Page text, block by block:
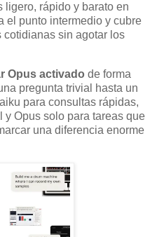
ligero, rápido y barato en
el punto intermedio y cubre
cotidianas sin agotar los
Opus activado de forma
pregunta trivial hasta un
para consultas rápidas,
y Opus solo para tareas que
una diferencia enorme